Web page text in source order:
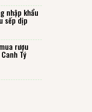
nhập khẩu
sếp dịp
rượu
Tý